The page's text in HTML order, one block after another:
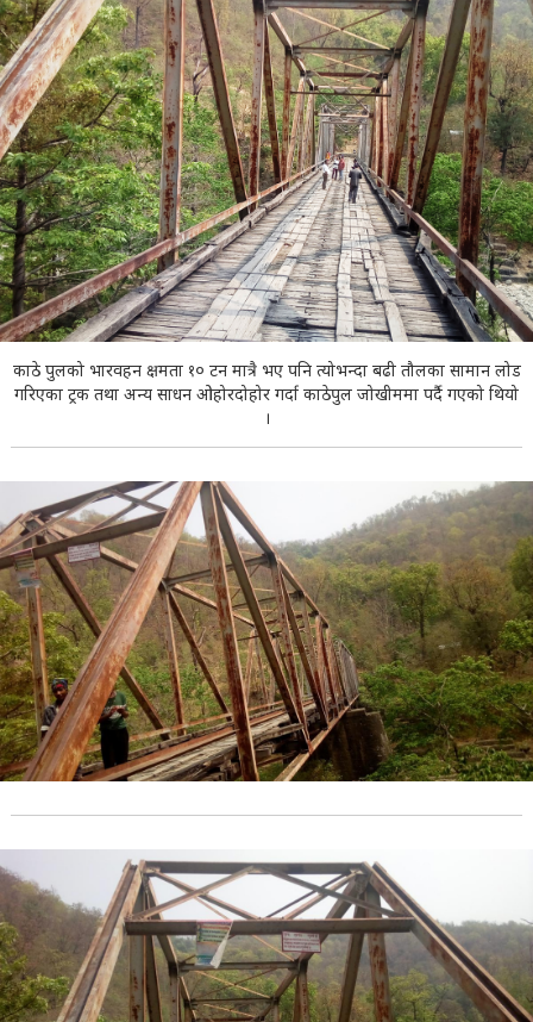
काठे पुलको भारवहन क्षमता १० टन मात्रै भए पनि त्योभन्दा बढी तौलका सामान लोड
गरिएका ट्रक तथा अन्य साधन ओहोरदोहोर गर्दा काठेपुल जोखीममा पर्दै गएको थियो
।